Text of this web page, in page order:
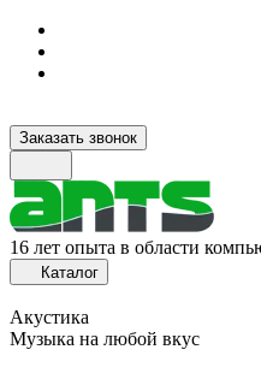
Заказать звонок
16 лет опыта в области
Каталог
Акустика
Музыка на любой вкус